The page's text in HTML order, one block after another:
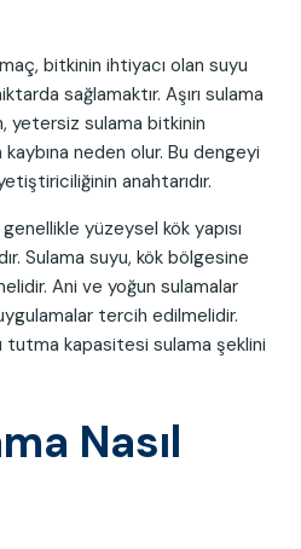
bitkinin ihtiyacı olan suyu
sağlamaktır. Aşırı sulama
yetersiz sulama bitkinin
neden olur. Bu dengeyi
anahtarıdır.
yüzeysel kök yapısı
Sulama suyu, kök bölgesine
Ani ve yoğun sulamalar
tercih edilmelidir.
tutma kapasitesi sulama şeklini
Nasıl